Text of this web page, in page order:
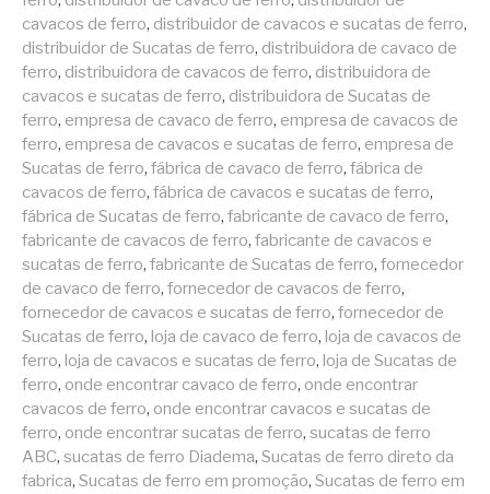
cavacos de ferro, distribuidor de cavacos e sucatas de ferro,
distribuidor de Sucatas de ferro, distribuidora de cavaco de
ferro, distribuidora de cavacos de ferro, distribuidora de
cavacos e sucatas de ferro, distribuidora de Sucatas de
ferro, empresa de cavaco de ferro, empresa de cavacos de
ferro, empresa de cavacos e sucatas de ferro, empresa de
Sucatas de ferro, fábrica de cavaco de ferro, fábrica de
cavacos de ferro, fábrica de cavacos e sucatas de ferro,
fábrica de Sucatas de ferro, fabricante de cavaco de ferro,
fabricante de cavacos de ferro, fabricante de cavacos e
sucatas de ferro, fabricante de Sucatas de ferro, fornecedor
de cavaco de ferro, fornecedor de cavacos de ferro,
fornecedor de cavacos e sucatas de ferro, fornecedor de
Sucatas de ferro, loja de cavaco de ferro, loja de cavacos de
ferro, loja de cavacos e sucatas de ferro, loja de Sucatas de
ferro, onde encontrar cavaco de ferro, onde encontrar
cavacos de ferro, onde encontrar cavacos e sucatas de
ferro, onde encontrar sucatas de ferro, sucatas de ferro
ABC, sucatas de ferro Diadema, Sucatas de ferro direto da
fabrica, Sucatas de ferro em promoção, Sucatas de ferro em